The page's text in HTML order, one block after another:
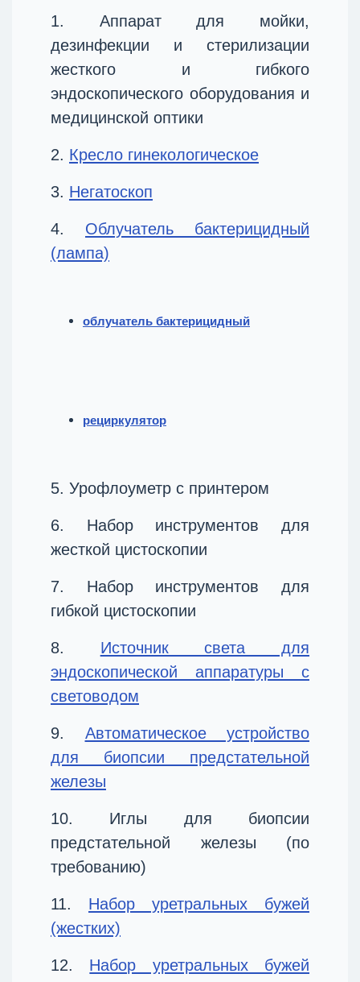
1. Аппарат для мойки,
дезинфекции и стерилизации
жесткого и гибкого
эндоскопического оборудования и
медицинской оптики
2. Кресло гинекологическое
3. Негатоскоп
4. Облучатель бактерицидный
(лампа)
облучатель бактерицидный
рециркулятор
5. Урофлоуметр с принтером
6. Набор инструментов для
жесткой цистоскопии
7. Набор инструментов для
гибкой цистоскопии
8. Источник света для
эндоскопической аппаратуры с
световодом
9. Автоматическое устройство
для биопсии предстательной
железы
10. Иглы для биопсии
предстательной железы (по
требованию)
11. Набор уретральных бужей
(жестких)
12. Набор уретральных бужей